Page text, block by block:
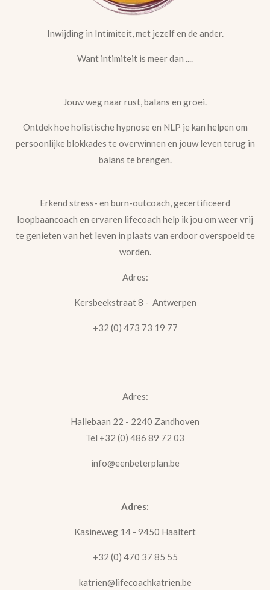
Inwijding in Intimiteit, met jezelf en de ander.
Want intimiteit is meer dan ....
Jouw weg naar rust, balans en groei.
Ontdek hoe holistische hypnose en NLP je kan helpen om
persoonlijke blokkades te overwinnen en jouw leven terug in
balans te brengen.
Erkend stress- en burn-outcoach, gecertificeerd
loopbaancoach en ervaren lifecoach help ik jou om weer vrij
te genieten van het leven in plaats van erdoor overspoeld te
worden.
Adres:
Kersbeekstraat 8 - Antwerpen
+32 (0) 473 73 19 77
Adres:
Hallebaan 22 - 2240 Zandhoven
Tel +32 (0) 486 89 72 03
info@eenbeterplan.be
Adres:
Kasineweg 14 - 9450 Haaltert
+32 (0) 470 37 85 55
katrien@lifecoachkatrien.be